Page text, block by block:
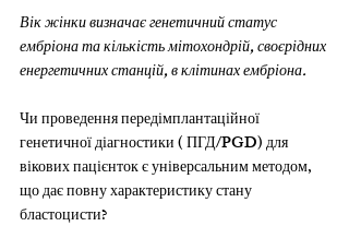
Вік жінки визначає генетичний статус
ембріона та кількість мітохондрій, своєрідних
енергетичних станцій, в клітинах ембріона.
Чи проведення передімплантаційної
генетичної діагностики ( ПГД/PGD) для
вікових пацієнток є універсальним методом,
що дає повну характеристику стану
бластоцисти?